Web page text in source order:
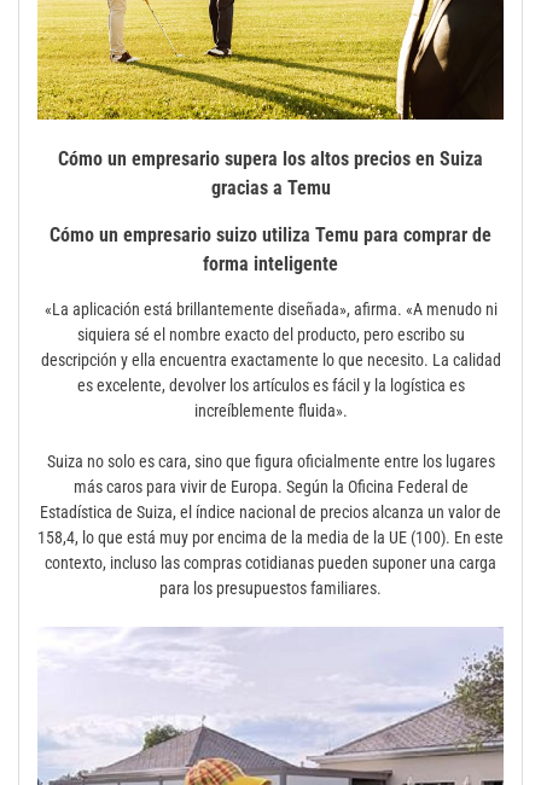
Cómo un empresario supera los altos precios en Suiza
gracias a Temu
Cómo un empresario suizo utiliza Temu para comprar de
forma inteligente
«La aplicación está brillantemente diseñada», afirma. «A menudo ni
siquiera sé el nombre exacto del producto, pero escribo su
descripción y ella encuentra exactamente lo que necesito. La calidad
es excelente, devolver los artículos es fácil y la logística es
increíblemente fluida».
Suiza no solo es cara, sino que figura oficialmente entre los lugares
más caros para vivir de Europa. Según la Oficina Federal de
Estadística de Suiza, el índice nacional de precios alcanza un valor de
158,4, lo que está muy por encima de la media de la UE (100). En este
contexto, incluso las compras cotidianas pueden suponer una carga
para los presupuestos familiares.